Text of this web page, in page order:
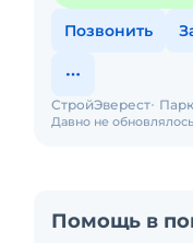
Позвонить
Давно не обновлялось
СтройЭверест
Помощь в